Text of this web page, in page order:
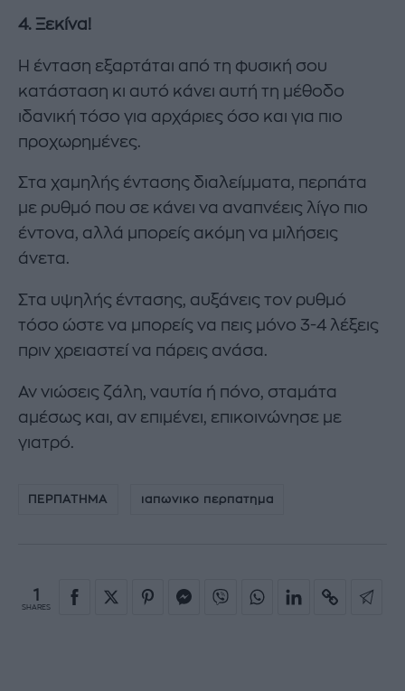
4. Ξεκίνα!
Η ένταση εξαρτάται από τη φυσική σου
κατάσταση κι αυτό κάνει αυτή τη μέθοδο
ιδανική τόσο για αρχάριες όσο και για πιο
προχωρημένες.
Στα χαμηλής έντασης διαλείμματα, περπάτα
με ρυθμό που σε κάνει να αναπνέεις λίγο πιο
έντονα, αλλά μπορείς ακόμη να μιλήσεις
άνετα.
Στα υψηλής έντασης, αυξάνεις τον ρυθμό
τόσο ώστε να μπορείς να πεις μόνο 3-4 λέξεις
πριν χρειαστεί να πάρεις ανάσα.
Αν νιώσεις ζάλη, ναυτία ή πόνο, σταμάτα
αμέσως και, αν επιμένει, επικοινώνησε με
γιατρό.
ΠΕΡΠΑΤΗΜΑ ιαπωνικο περπατημα
1
SHARES